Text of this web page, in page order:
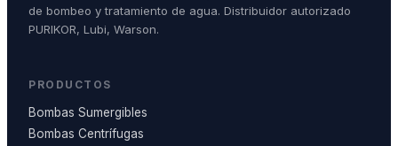
de bombeo y tratamiento de agua. Distribuidor autorizado
PURIKOR, Lubi, Warson.
PRODUCTOS
Bombas Sumergibles
Bombas Centrífugas